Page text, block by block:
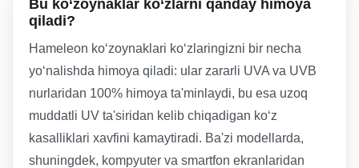
Bu ko‘zoynaklar ko‘zlarni qanday himoya
qiladi?
Hameleon ko‘zoynaklari ko‘zlaringizni bir necha
yo‘nalishda himoya qiladi: ular zararli UVA va UVB
nurlaridan 100% himoya ta'minlaydi, bu esa uzoq
muddatli UV ta'siridan kelib chiqadigan ko‘z
kasalliklari xavfini kamaytiradi. Ba'zi modellarda,
shuningdek, kompyuter va smartfon ekranlaridan